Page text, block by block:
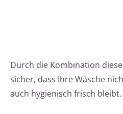
Durch die Kombination
sicher, dass Ihre Wäsche
auch hygienisch frisch bleibt.